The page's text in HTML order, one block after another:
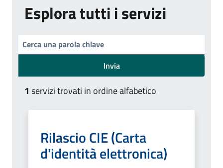
Esplora tutti i servizi
Invia
1 servizi trovati in ordine alfabetico
Rilascio CIE (Carta
d'identità elettronica)